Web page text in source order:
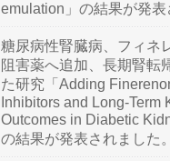
emulation」の結果が発表
糖尿病性腎臓病、フィネ
阻害薬へ追加、長期腎転
た研究「Adding
Inhibitors and Long-Term
Outcomes in Diabetic
の結果が発表されました。